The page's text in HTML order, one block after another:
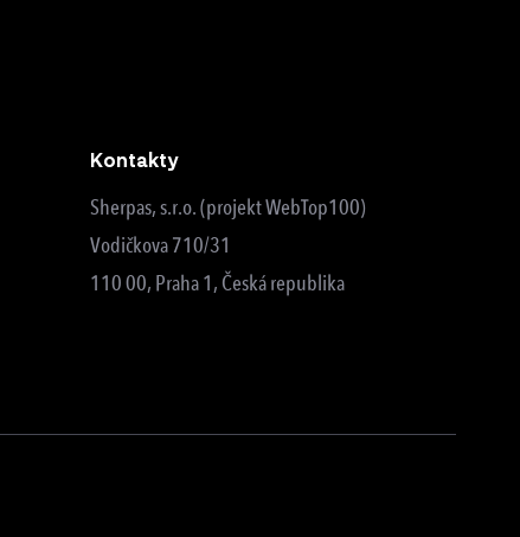
Kontakty
Sherpas, s.r.o. (projekt WebTop100)
Vodičkova 710/31
110 00, Praha 1, Česká republika